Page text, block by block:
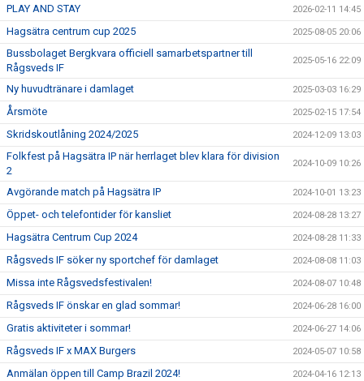
PLAY AND STAY 2026-02-11 14:45
Hagsätra centrum cup 2025 2025-08-05 20:06
Bussbolaget Bergkvara officiell samarbetspartner till
Rågsveds IF
2025-05-16 22:09
Ny huvudtränare i damlaget 2025-03-03 16:29
Årsmöte 2025-02-15 17:54
Skridskoutlåning 2024/2025 2024-12-09 13:03
Folkfest på Hagsätra IP när herrlaget blev klara för division
2
2024-10-09 10:26
Avgörande match på Hagsätra IP 2024-10-01 13:23
Öppet- och telefontider för kansliet 2024-08-28 13:27
Hagsätra Centrum Cup 2024 2024-08-28 11:33
Rågsveds IF söker ny sportchef för damlaget 2024-08-08 11:03
Missa inte Rågsvedsfestivalen! 2024-08-07 10:48
Rågsveds IF önskar en glad sommar! 2024-06-28 16:00
Gratis aktiviteter i sommar! 2024-06-27 14:06
Rågsveds IF x MAX Burgers 2024-05-07 10:58
Anmälan öppen till Camp Brazil 2024! 2024-04-16 12:13